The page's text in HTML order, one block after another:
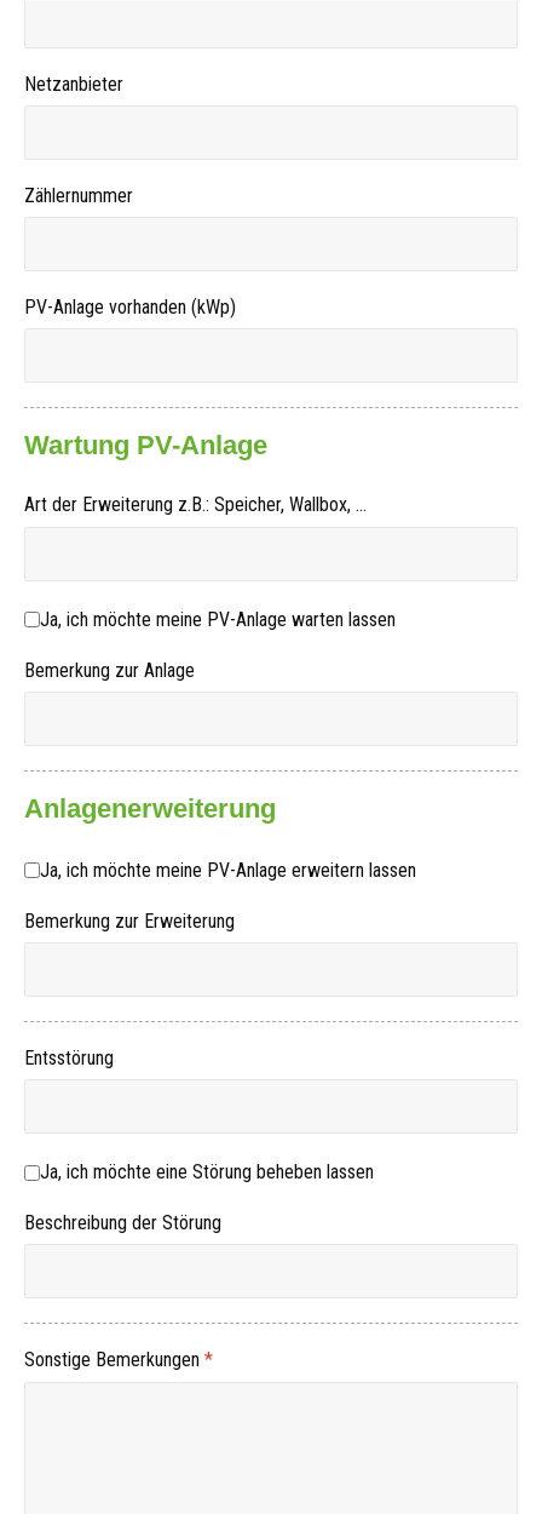
Netzanbieter
Zählernummer
PV-Anlage vorhanden (kWp)
Wartung PV-Anlage
Art der Erweiterung z.B.: Speicher, Wallbox, ...
Ja, ich möchte meine PV-Anlage warten lassen
Ja, ich möchte meine PV-Anlage warten lassen
Bemerkung zur Anlage
Anlagenerweiterung
Ja, ich möchte meine PV-Anlage erweitern lassen
Ja, ich möchte meine PV-Anlage erweitern lassen
Bemerkung zur Erweiterung
Entsstörung
Ja, ich möchte eine Störung beheben lassen
Ja, ich möchte eine Störung beheben lassen
Beschreibung der Störung
Sonstige Bemerkungen *